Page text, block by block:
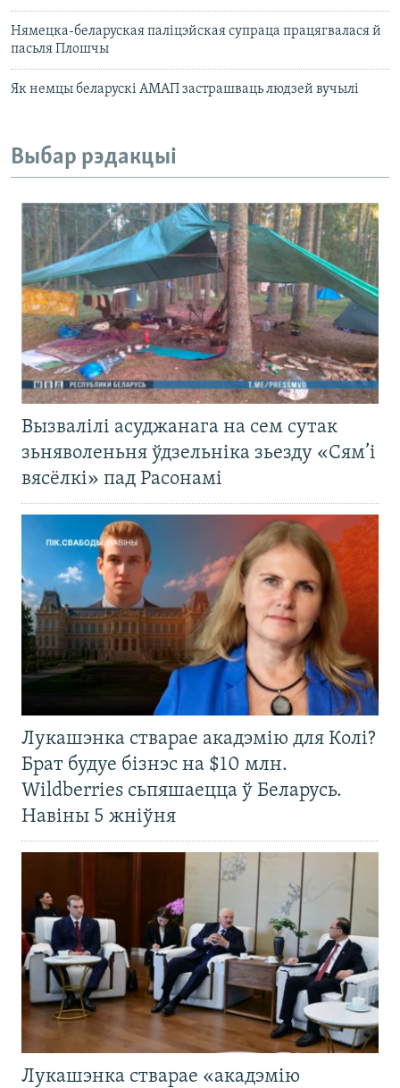
Нямецка-беларуская паліцэйская супраца працягвалася й
пасьля Плошчы
Як немцы беларускі АМАП застрашваць людзей вучылі
Выбар рэдакцыі
Вызвалілі асуджанага на сем сутак
зьняволеньня ўдзельніка зьезду «Сям’і
вясёлкі» пад Расонамі
Лукашэнка стварае акадэмію для Колі?
Брат будуе бізнэс на $10 млн.
Wildberries сьпяшаецца ў Беларусь.
Навіны 5 жніўня
Лукашэнка стварае «акадэмію